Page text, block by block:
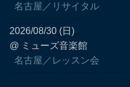
名古屋／リサイタル
2026/08/30 (日)
@ ミューズ音楽館
名古屋／レッスン会